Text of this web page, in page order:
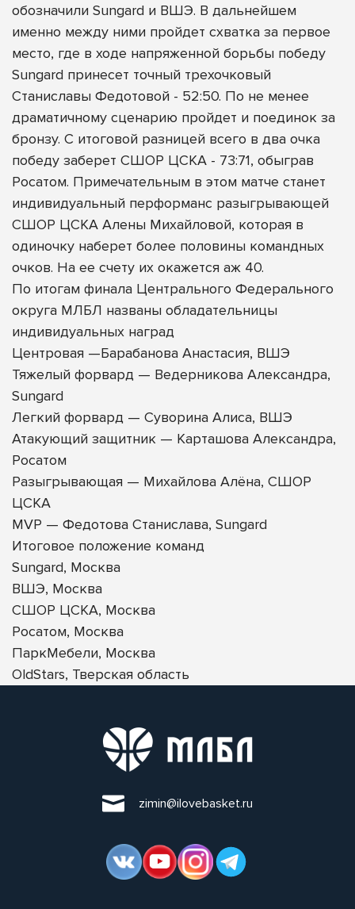
обозначили Sungard и ВШЭ. В дальнейшем
именно между ними пройдет схватка за первое
место, где в ходе напряженной борьбы победу
Sungard принесет точный трехочковый
Станиславы Федотовой - 52:50. По не менее
драматичному сценарию пройдет и поединок за
бронзу. С итоговой разницей всего в два очка
победу заберет СШОР ЦСКА - 73:71, обыграв
Росатом. Примечательным в этом матче станет
индивидуальный перформанс разыгрывающей
СШОР ЦСКА Алены Михайловой, которая в
одиночку наберет более половины командных
очков. На ее счету их окажется аж 40.
По итогам финала Центрального Федерального
округа МЛБЛ названы обладательницы
индивидуальных наград
Центровая —Барабанова Анастасия, ВШЭ
Тяжелый форвард — Ведерникова Александра,
Sungard
Легкий форвард — Суворина Алиса, ВШЭ
Атакующий защитник — Карташова Александра,
Росатом
Разыгрывающая — Михайлова Алёна, СШОР
ЦСКА
MVP — Федотова Станислава, Sungard
Итоговое положение команд
Sungard, Москва
ВШЭ, Москва
СШОР ЦСКА, Москва
Росатом, Москва
ПаркМебели, Москва
OldStars, Тверская область
zimin@ilovebasket.ru